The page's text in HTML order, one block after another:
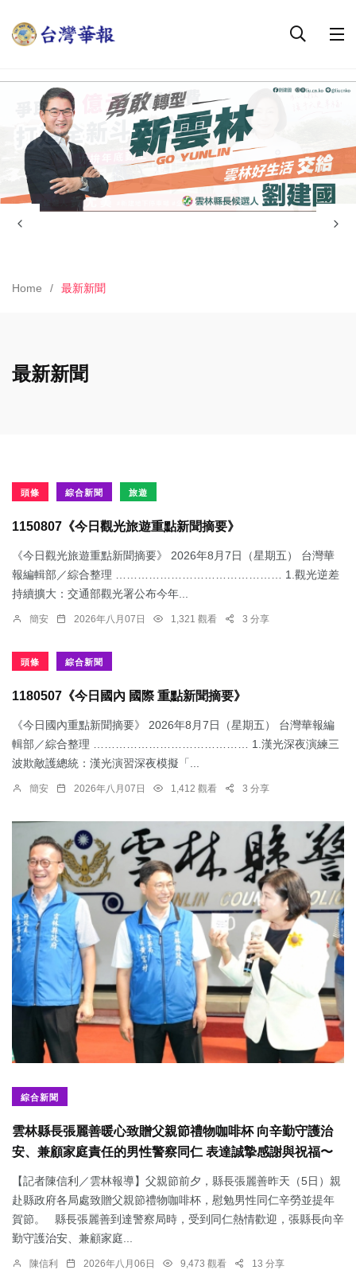
Home 最新新聞
最新新聞
頭條 綜合新聞 旅遊
1150807《今日觀光旅遊重點新聞摘要》
《今日觀光旅遊重點新聞摘要》 2026年8月7日（星期五） 台灣華
報編輯部／綜合整理 ……………………………………… 1.觀光逆差
持續擴大：交通部觀光署公布今年...
簡安 2026年八月07日 1,321 觀看 3 分享
頭條 綜合新聞
1180507《今日國內 國際 重點新聞摘要》
《今日國內重點新聞摘要》 2026年8月7日（星期五） 台灣華報編
輯部／綜合整理 …………………………………… 1.漢光深夜演練三
波欺敵護總統：​漢光演習深夜模擬「...
簡安 2026年八月07日 1,412 觀看 3 分享
綜合新聞
雲林縣長張麗善暖心致贈父親節禮物咖啡杯 向辛勤守護治
安、兼顧家庭責任的男性警察同仁 表達誠摯感謝與祝福〜
【記者陳信利／雲林報導】父親節前夕，縣長張麗善昨天（5日）親
赴縣政府各局處致贈父親節禮物咖啡杯，慰勉男性同仁辛勞並提年
賀節。 縣長張麗善到達警察局時，受到同仁熱情歡迎，張縣長向辛
勤守護治安、兼顧家庭...
陳信利 2026年八月06日 9,473 觀看 13 分享